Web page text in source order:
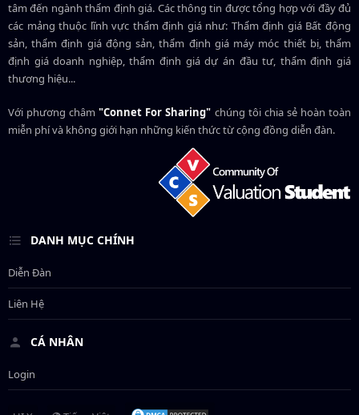
tâm đến ngành thẩm định giá. Các thông tin được tổng hợp với đầy đủ
các mảng thuộc lĩnh vực thẩm định giá như: Thẩm định giá Bất động
sản, thẩm định giá động sản, thẩm định giá máy móc thiết bị, thẩm
định giá doanh nghiệp, thẩm định giá dự án đầu tư, thẩm định giá
thương hiệu...
Với phương châm"Connet For Sharing" chúng tôi chia sẻ hoàn toàn
miễn phí và không giới hạn những kiến thức từ cộng đồng diễn đàn.
DANH MỤC CHÍNH
Diễn Đàn
Liên Hệ
CÁ NHÂN
Login